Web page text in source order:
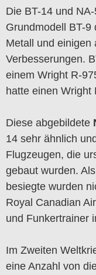
Die BT-14 und
Grundmodell BT-9
Metall und einigen
Verbesserungen.
einem Wright R-
hatte einen Wright
Diese abgebildete
14 sehr ähnlich
Flugzeugen, die
gebaut wurden.
besiegte wurden
Royal Canadian
und Funkertrainer
Im Zweiten
eine Anzahl von